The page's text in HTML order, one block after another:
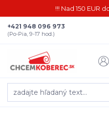
!!! Nad 150 EUR
+421 948 096 973
(Po-Pia, 9-17 hod.)